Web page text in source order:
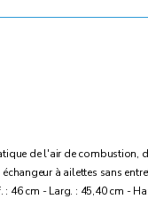
de l'air de combustion,
à ailettes sans
46 cm - Larg. : 45,40 cm -